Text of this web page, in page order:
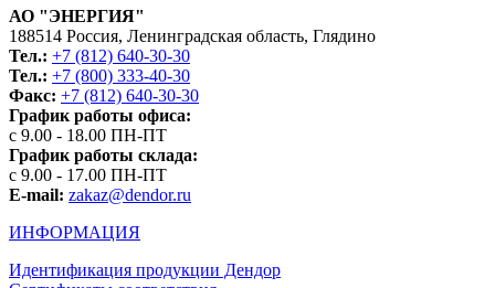
АО "ЭНЕРГИЯ"
188514 Россия, Ленинградская область, Глядино
Тел.: +7 (812) 640-30-30
Тел.: +7 (800) 333-40-30
Факс: +7 (812) 640-30-30
График работы офиса:
с 9.00 - 18.00 ПН-ПТ
График работы склада:
с 9.00 - 17.00 ПН-ПТ
E-mail: zakaz@dendor.ru
ИНФОРМАЦИЯ
Идентификация продукции Дендор